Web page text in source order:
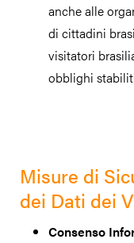
anche alle
di cittadini
visitatori
obblighi
Misure di
dei Dati dei
Consenso